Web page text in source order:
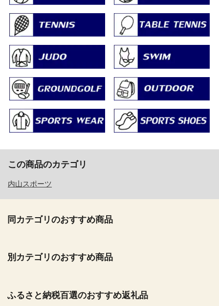
この商品のカテゴリ
内山スポーツ
同カテゴリのおすすめ商品
別カテゴリのおすすめ商品
ふるさと納税百選のおすすめ返礼品